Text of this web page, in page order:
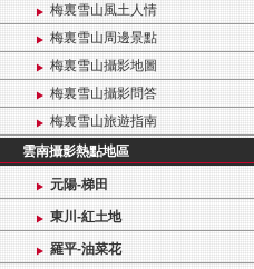
梅裏雪山風土人情
梅裏雪山周邊景點
梅裏雪山攝影地圖
梅裏雪山攝影問答
梅裏雪山旅遊指南
雲南攝影熱點地區
元陽-梯田
東川-紅土地
羅平-油菜花